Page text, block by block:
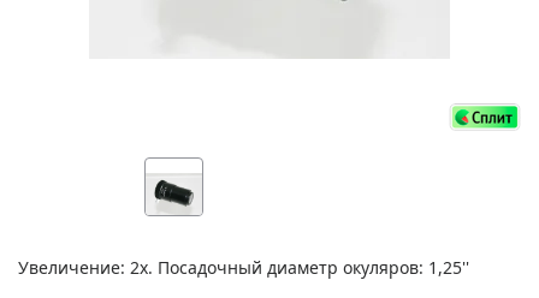
Увеличение: 2х. Посадочный диаметр окуляров: 1,25''